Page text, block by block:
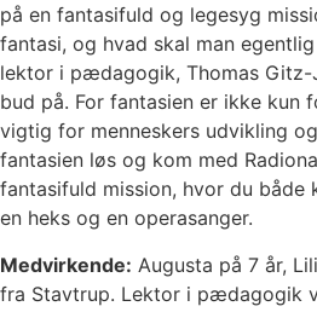
på en fantasifuld og legesyg
fantasi, og hvad skal man
lektor i pædagogik, Thomas Gitz-
bud på. For fantasien er ikke kun
vigtig for menneskers udvikling
fantasien løs og kom med
fantasifuld mission, hvor du både
en heks og en operasanger.
Medvirkende: Augusta på 7 år,
fra Stavtrup. Lektor i pædagogik